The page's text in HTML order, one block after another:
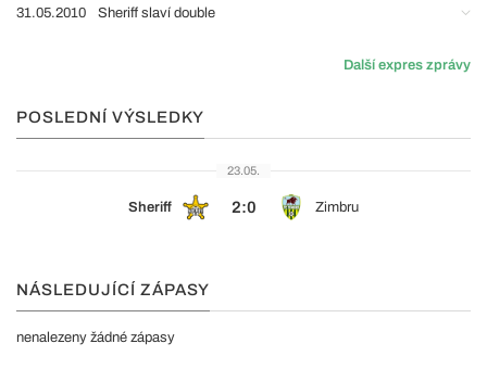
31.05.2010 Sheriff slaví double
Další expres zprávy
POSLEDNÍ VÝSLEDKY
23.05.
Sheriff 2:0 Zimbru
NÁSLEDUJÍCÍ ZÁPASY
nenalezeny žádné zápasy